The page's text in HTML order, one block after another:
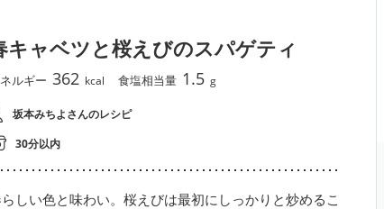
キャベツと桜えびのスパゲティ
ルギー 362 kcal 食塩相当量 1.5 g
坂本みちよさんのレシピ
30分以内
しい色と味わい。桜えびは最初にしっかりと炒めるこ